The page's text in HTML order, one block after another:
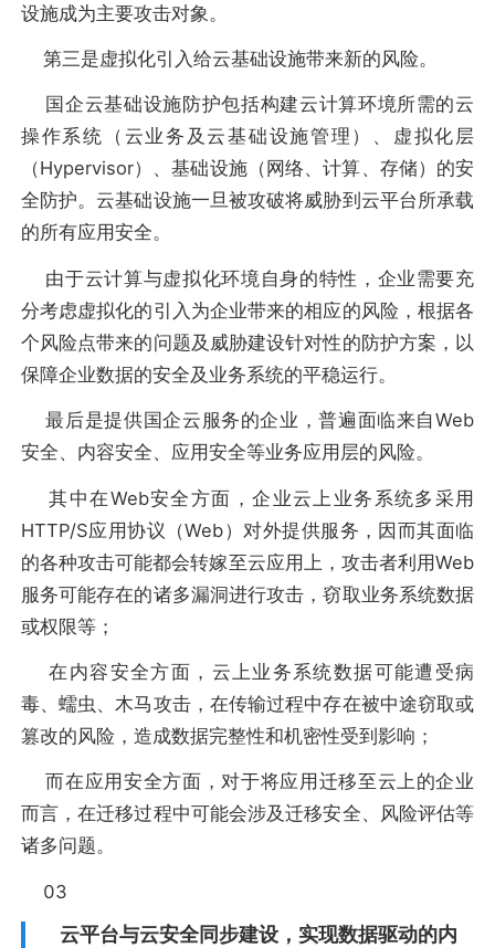
设施成为主要攻击对象。
第三是虚拟化引入给云基础设施带来新的风险。
国企云基础设施防护包括构建云计算环境所需的云
操作系统（云业务及云基础设施管理）、虚拟化层
（Hypervisor）、基础设施（网络、计算、存储）的安
全防护。云基础设施一旦被攻破将威胁到云平台所承载
的所有应用安全。
由于云计算与虚拟化环境自身的特性，企业需要充
分考虑虚拟化的引入为企业带来的相应的风险，根据各
个风险点带来的问题及威胁建设针对性的防护方案，以
保障企业数据的安全及业务系统的平稳运行。
最后是提供国企云服务的企业，普遍面临来自Web
安全、内容安全、应用安全等业务应用层的风险。
其中在Web安全方面，企业云上业务系统多采用
HTTP/S应用协议（Web）对外提供服务，因而其面临
的各种攻击可能都会转嫁至云应用上，攻击者利用Web
服务可能存在的诸多漏洞进行攻击，窃取业务系统数据
或权限等；
在内容安全方面，云上业务系统数据可能遭受病
毒、蠕虫、木马攻击，在传输过程中存在被中途窃取或
篡改的风险，造成数据完整性和机密性受到影响；
而在应用安全方面，对于将应用迁移至云上的企业
而言，在迁移过程中可能会涉及迁移安全、风险评估等
诸多问题。
03
云平台与云安全同步建设，实现数据驱动的内